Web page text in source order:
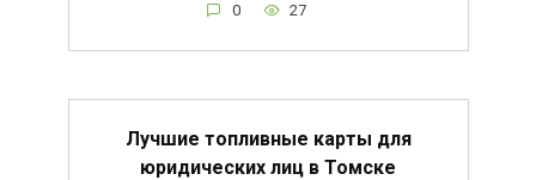
0 27
Лучшие топливные карты для
юридических лиц в Томске